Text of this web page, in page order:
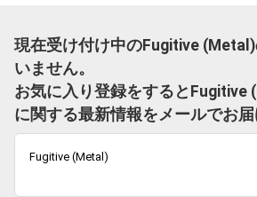
現在受け付け中のFugitive
いません。
お気に入り登録をするとFugitive
に関する最新情報をメールでお届
Fugitive (Metal)